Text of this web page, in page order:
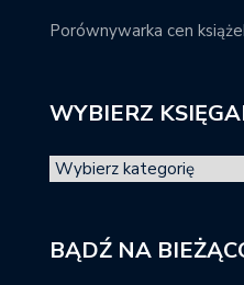
Porównywarka cen
WYBIERZ
BĄDŹ NA